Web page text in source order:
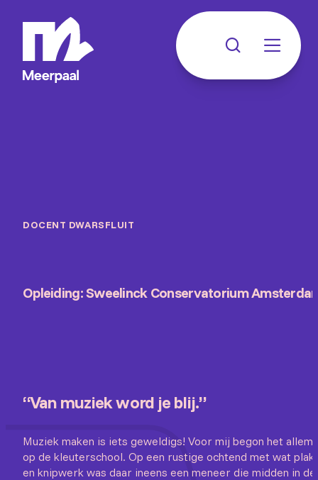
DOCENT DWARSFLUIT
Opleiding: Sweelinck Conservatorium
“Van muziek word je blij.”
Muziek maken is iets geweldigs! Voor mij begon het
op de kleuterschool. Op een rustige ochtend met wat plak-
en knipwerk was daar ineens een meneer die midden in de